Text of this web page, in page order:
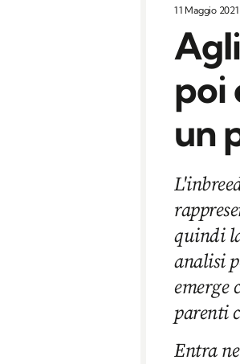
11 Maggio 2021
poi
un
quindi
analisi
emerge
parenti
Entra